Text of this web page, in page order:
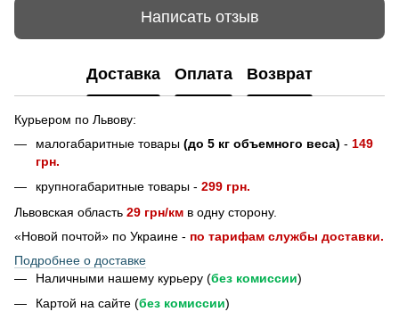
Написать отзыв
Доставка Оплата Возврат
Курьером по Львову:
малогабаритные товары (до 5 кг объемного веса) - 149
грн.
крупногабаритные товары - 299 грн.
Львовская область 29 грн/км в одну сторону.
«Новой почтой» по Украине - по тарифам службы доставки.
Подробнее о доставке
Наличными нашему курьеру (без комиссии)
Картой на сайте (без комиссии)